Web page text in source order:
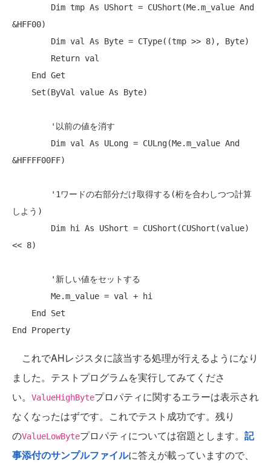
Dim tmp As UShort = CUShort(Me.m_value And
&HFF00)
Dim val As Byte = CType((tmp >> 8), Byte)
Return val
End
Get
Set (ByVal value As Byte)
'以前の値を消す
Dim val As ULong = CULng(Me.m_value And
&HFFFF00FF)
'1ワードの右部分だけ取得する(桁を合わしつつ計算
しよう)
Dim hi As UShort = CUShort(CUShort(value)
<< 8)
'新しい値をセットする
Me.m_value = val + hi
End
Set
End
Property
これでAHレジスタに該当する処理が行えるようになり
ました。テストプログラムを実行してみてくださ
い。
ValueHighByteプロパティに関するエラーは表示され
なくなったはずです。これでテスト成功です。残り
のValueLowByteプロパティについては宿題とします。 記
事添付のサンプルファイルに答えが載っていますので、